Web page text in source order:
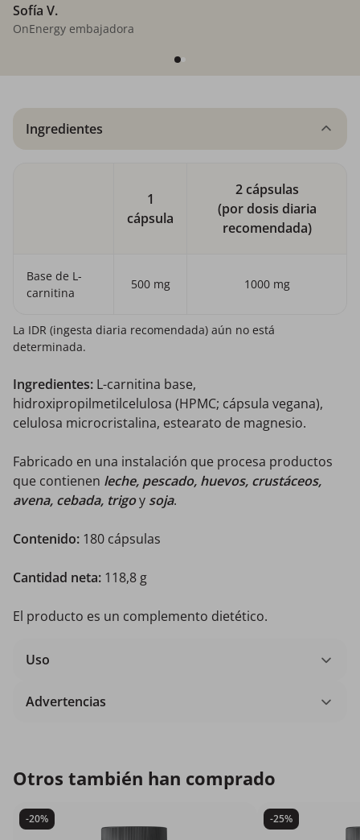
Sofía V.
OnEnergy embajadora
Ingredientes
1
cápsula
2 cápsulas
(por dosis diaria
recomendada)
Base de L-
carnitina
500 mg 1000 mg
La IDR (ingesta diaria recomendada) aún no está
determinada.
Ingredientes: L-carnitina base,
hidroxipropilmetilcelulosa (HPMC; cápsula vegana),
celulosa microcristalina, estearato de magnesio.
Fabricado en una instalación que procesa productos
que contienen leche, pescado, huevos, crustáceos,
avena, cebada, trigoy soja.
Contenido: 180 cápsulas
Cantidad neta: 118,8 g
El producto es un complemento dietético.
Uso
Advertencias
Otros también han comprado
-20% -25%